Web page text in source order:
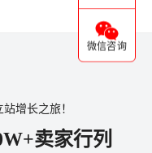
微信咨询
增长之旅！
卖家行列